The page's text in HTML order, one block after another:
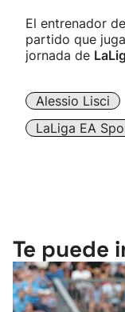
El entrenador de
partido que
jornada de
Alessio Lisci
LaLiga EA
Te puede